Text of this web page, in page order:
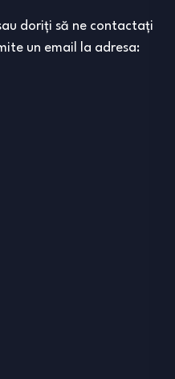
doriţi să ne contactaţi
un email la adresa: